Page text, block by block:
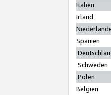
Italien
Irland
Niederlande
Spanien
Schweden
Polen
Belgien